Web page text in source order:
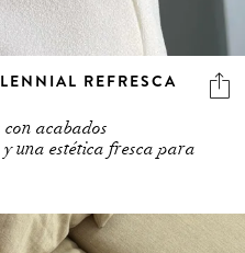
REFRESCA
acabados
una estética fresca para